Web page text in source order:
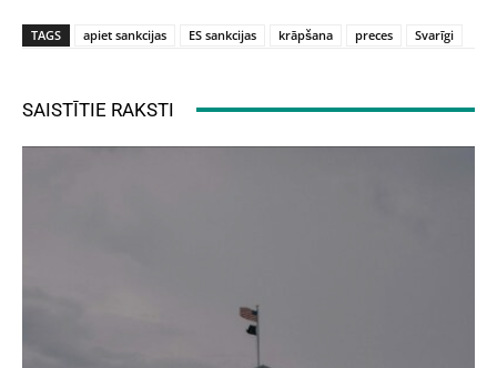
TAGS apiet sankcijas ES sankcijas krāpšana preces Svarīgi
SAISTĪTIE RAKSTI